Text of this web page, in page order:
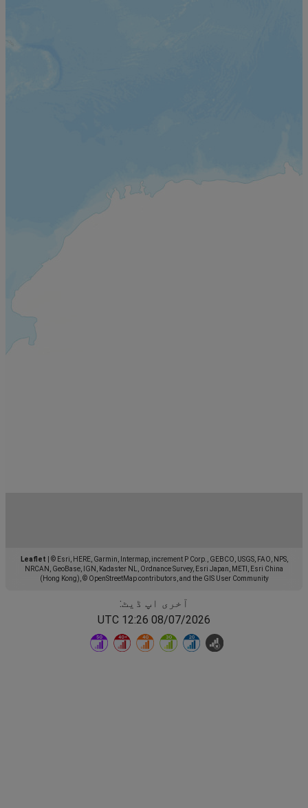
Leaflet
© Esri, HERE, Garmin, Intermap, increment P Corp., GEBCO, USGS, FAO, NPS,
NRCAN, GeoBase, IGN, Kadaster NL, Ordnance Survey, Esri Japan, METI, Esri China
(Hong Kong), © OpenStreetMap contributors, and the GIS User Community
آخری اپ ڈیٹ:
08/07/2026 12:26 UTC